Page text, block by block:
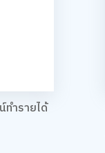
ทำรายได้